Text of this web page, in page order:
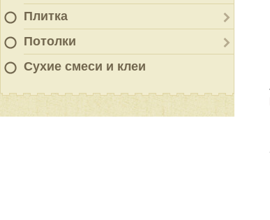
Плитка
Потолки
Сухие смеси и клеи